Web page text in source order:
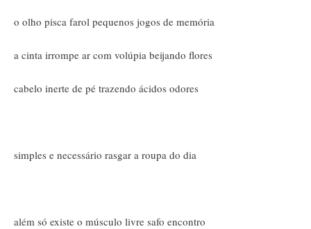
o olho pisca farol pequenos jogos de memória
a cinta irrompe ar com volúpia beijando flores
cabelo inerte de pé trazendo ácidos odores
simples e necessário rasgar a roupa do dia
além só existe o músculo livre safo encontro